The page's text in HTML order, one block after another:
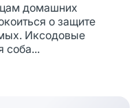
домашних
о защите
Иксодовые
соба...